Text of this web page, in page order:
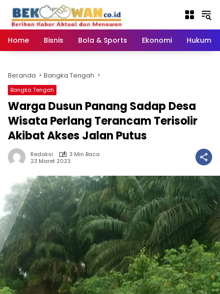
konten
Home
Bisnis Bola & Sports Ekonomi Hukum
Beranda Bangka Tengah
Bangka Tengah
Warga Dusun Panang Sadap Desa
Wisata Perlang Terancam Terisolir
Akibat Akses Jalan Putus
Redaksi
3 Min Baca
23 Maret 2023